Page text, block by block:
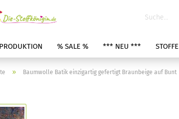
% SALE % *** NEU *** STOFFE
» Baumwolle Batik einzigartig gefertigt Braunbeige auf Bunt